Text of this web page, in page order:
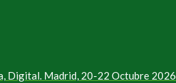
Digital. Madrid, 20-22 Octubre 2026